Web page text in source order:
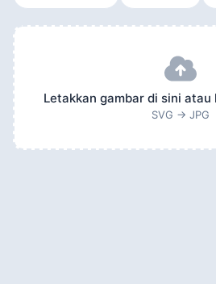
Letakkan gambar di sini atau
SVG → JPG